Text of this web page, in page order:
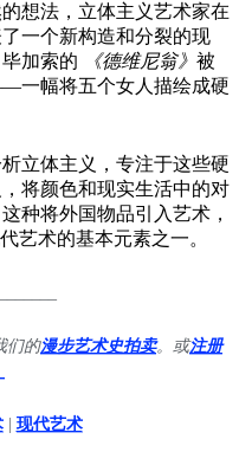
想法，立体主义艺术家在
一个新构造和分裂的现
加索的
《德维尼翁》 被
一幅将五个女人描绘成硬
立体主义，专注于这些硬
将颜色和现实生活中的对
种将外国物品引入艺术，
艺术的基本元素之一。
们的漫步艺术史拍卖。或注册
| 现代艺术